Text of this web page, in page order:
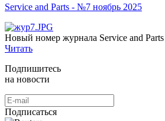
Service and Parts - №7 ноябрь 2025
Новый номер журнала Service and
Читать
Подпишитесь
на новости
Подписаться